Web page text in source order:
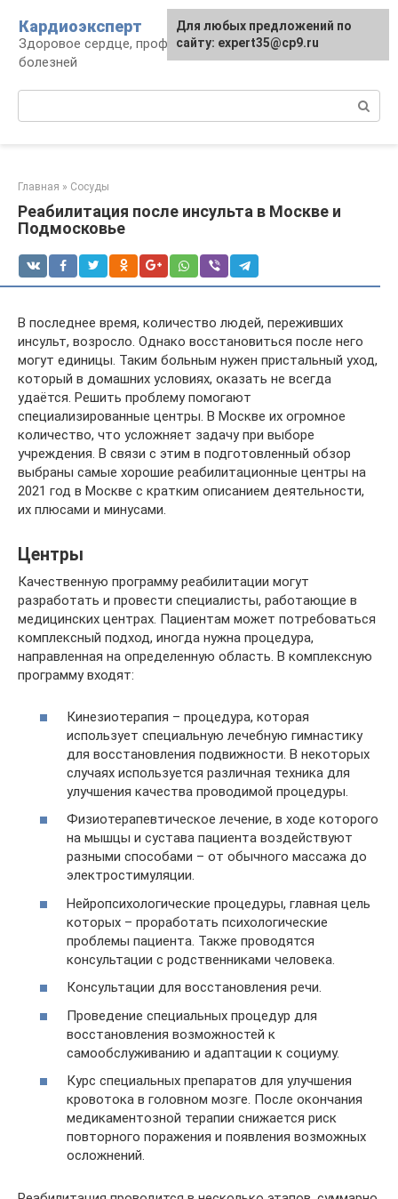
контенту
Кардиоэксперт
Здоровое сердце, профилактика и лечение
болезней
Главная » Сосуды
Реабилитация после инсульта в Москве и
Подмосковье
В последнее время, количество людей, переживших
инсульт, возросло. Однако восстановиться после него
могут единицы. Таким больным нужен пристальный уход,
который в домашних условиях, оказать не всегда
удаётся. Решить проблему помогают
специализированные центры. В Москве их огромное
количество, что усложняет задачу при выборе
учреждения. В связи с этим в подготовленный обзор
выбраны самые хорошие реабилитационные центры на
2021 год в Москве с кратким описанием деятельности,
их плюсами и минусами.
Центры
Качественную программу реабилитации могут
разработать и провести специалисты, работающие в
медицинских центрах. Пациентам может потребоваться
комплексный подход, иногда нужна процедура,
направленная на определенную область. В комплексную
программу входят:
Кинезиотерапия – процедура, которая
использует специальную лечебную гимнастику
для восстановления подвижности. В некоторых
случаях используется различная техника для
улучшения качества проводимой процедуры.
Физиотерапевтическое лечение, в ходе которого
на мышцы и сустава пациента воздействуют
разными способами – от обычного массажа до
электростимуляции.
Нейропсихологические процедуры, главная цель
которых – проработать психологические
проблемы пациента. Также проводятся
консультации с родственниками человека.
Консультации для восстановления речи.
Проведение специальных процедур для
восстановления возможностей к
самообслуживанию и адаптации к социуму.
Курс специальных препаратов для улучшения
кровотока в головном мозге. После окончания
медикаментозной терапии снижается риск
повторного поражения и появления возможных
осложнений.
Для любых предложений по
сайту: expert35@cp9.ru